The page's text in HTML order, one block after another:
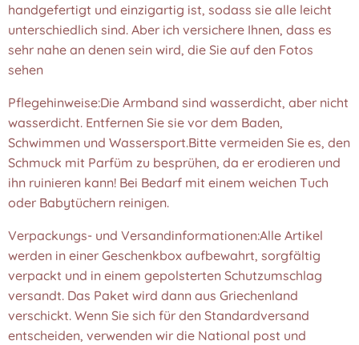
handgefertigt und einzigartig ist, sodass sie alle leicht
unterschiedlich sind. Aber ich versichere Ihnen, dass es
sehr nahe an denen sein wird, die Sie auf den Fotos
sehen
Pflegehinweise:Die Armband sind wasserdicht, aber nicht
wasserdicht. Entfernen Sie sie vor dem Baden,
Schwimmen und Wassersport.Bitte vermeiden Sie es, den
Schmuck mit Parfüm zu besprühen, da er erodieren und
ihn ruinieren kann! Bei Bedarf mit einem weichen Tuch
oder Babytüchern reinigen.
Verpackungs- und Versandinformationen:Alle Artikel
werden in einer Geschenkbox aufbewahrt, sorgfältig
verpackt und in einem gepolsterten Schutzumschlag
versandt. Das Paket wird dann aus Griechenland
verschickt. Wenn Sie sich für den Standardversand
entscheiden, verwenden wir die National post und